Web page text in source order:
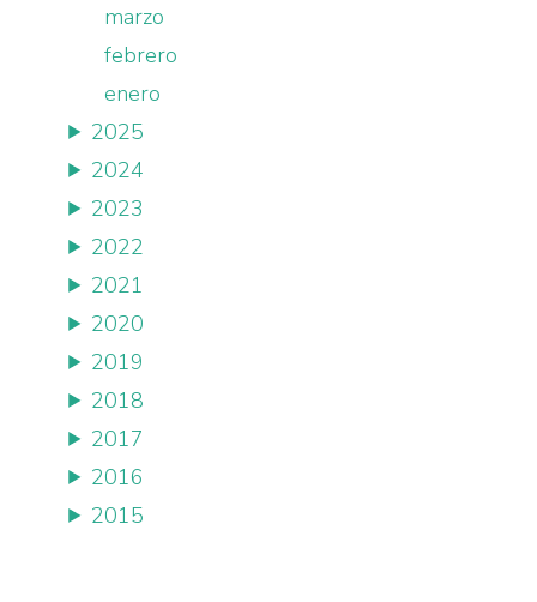
marzo
febrero
enero
2025
2024
2023
2022
2021
2020
2019
2018
2017
2016
2015